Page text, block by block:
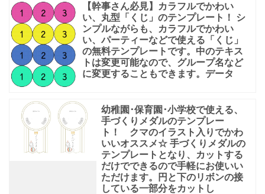
【幹事さん必見】カラフルでかわい
い、丸型「くじ」のテンプレート！ シ
ンプルながらも、カラフルでかわい
い、パーティーなどで使える「くじ」
の無料テンプレートです。中のテキス
トは変更可能なので、グループ名など
に変更することもできます。データ
幼稚園･保育園･小学校で使える、
手づくりメダルのテンプレー
ト！ クマのイラスト入りでかわ
いいオススメ☆ 手づくりメダルの
テンプレートとなり、カットする
だけでできるので手軽にお使いい
ただけます。円と下のリボンの接
している一部分をカットし